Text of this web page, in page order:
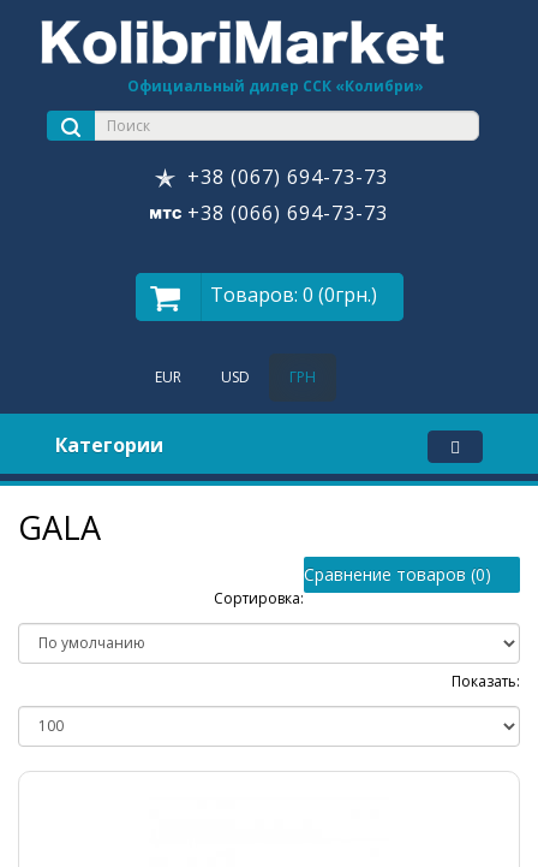
Официальный дилер ССК «Колибри»
+38 (067) 694-73-73
+38 (066) 694-73-73
Товаров: 0 (0грн.)
EUR USD ГРН
Категории
GALA
Сравнение товаров (0)
Сортировка:
Показать: